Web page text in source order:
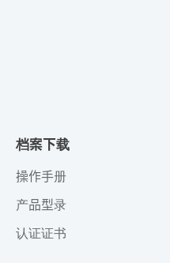
档案下载
操作手册
产品型录
认证证书